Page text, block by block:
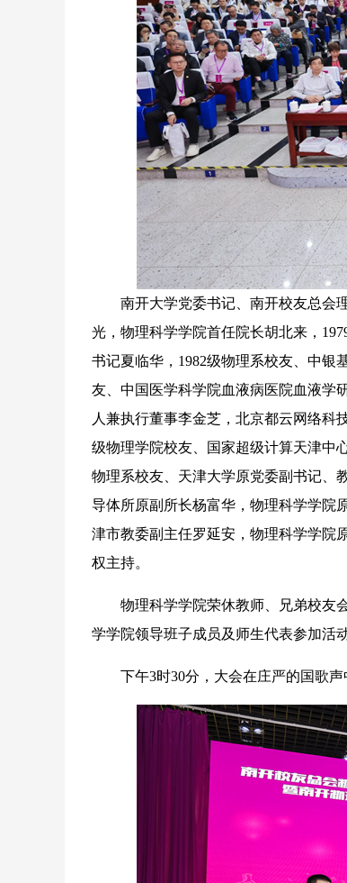
南开大学党委书记、南开校友总会理
光，物理科学学院首任院长胡北来，
书记夏临华，1982级物理系校友、中银
友、中国医学科学院血液病医院血液学
人兼执行董事李金芝，北京都云网络科
级物理学院校友、国家超级计算天津中
物理系校友、天津大学原党委副书记、
导体所原副所长杨富华，物理科学学院
津市教委副主任罗延安，物理科学学院
权主持。
物理科学学院荣休教师、兄弟校友会
学学院领导班子成员及师生代表参加活动
下午3时30分，大会在庄严的国歌声